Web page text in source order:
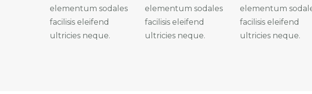
elementum sodales
facilisis eleifend
ultricies neque.
elementum sodales
facilisis eleifend
ultricies neque.
elementum
facilisis eleifend
ultricies neque.